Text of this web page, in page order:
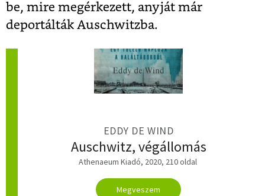
be, mire megérkezett, anyját már
deportálták Auschwitzba.
EDDY DE WIND
Auschwitz, végállomás
Athenaeum Kiadó, 2020, 210 oldal
Megveszem